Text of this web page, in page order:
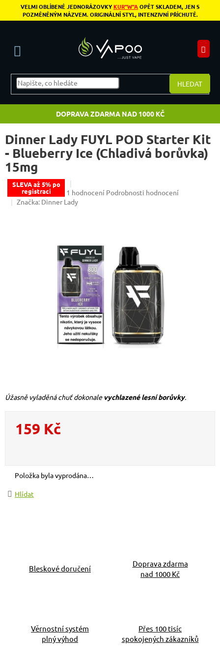
Přejít na obsah
VELMI OBLÍBENÉ JEDNORÁZOVKYKUR"W"AOPĚT SKLADEM, JEN S
POZMĚNĚNÝM NÁZVEM. ORIGINÁLNÍ STYL, INTENZIVNÍ PŘÍCHUTĚ.
HLEDAT
DOPRAVA ZDARMA NAD 1000 KČ
Dinner Lady FUYL POD Starter Kit
- Blueberry Ice (Chladivá borůvka)
15mg
SLEVA až 5% po
registraci
Průměrné hodnocení produktu je 5,0 z 5
1 hodnocení Podrobnosti hodnocení
Značka: Dinner Lady
159 Kč
Položka byla vyprodána…
Úžasně vyladěná chuť dokonale vychlazené lesní borůvky.
Hlídat
Bleskové doručení
Doprava zdarma
nad 1000 Kč
Věrnostní systém
plný výhod
Přes 100 tisíc
spokojených zákazníků